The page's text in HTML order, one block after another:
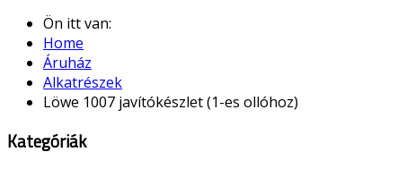
Ön itt van:
Home
Áruház
Alkatrészek
Löwe 1007 javítókészlet (1-es ollóhoz)
Kategóriák